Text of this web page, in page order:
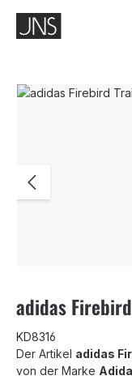
Zum Hauptinhalt
Bildergalerie
adidas
KD8316
Der Artikel adidas
von der Marke